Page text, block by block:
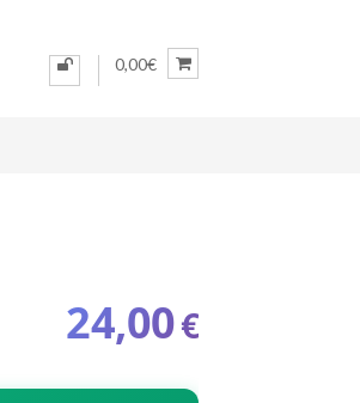
0,00€
24,00€